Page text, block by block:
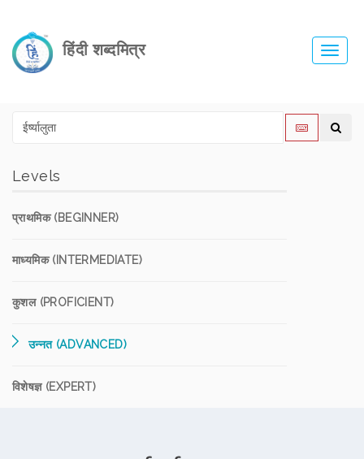
हिंदी शब्दमित्र
Levels
प्राथमिक (BEGINNER)
माध्यमिक (INTERMEDIATE)
कुशल (PROFICIENT)
उन्नत (ADVANCED)
विशेषज्ञ (EXPERT)